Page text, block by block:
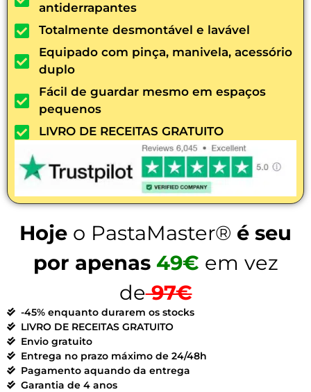
antiderrapantes
Totalmente desmontável e lavável
Equipado com pinça, manivela, acessório
duplo
Fácil de guardar mesmo em espaços
pequenos
LIVRO DE RECEITAS GRATUITO
Hoje o PastaMaster® é seu
por apenas 49€ em vez
de97€
-45% enquanto durarem os stocks
LIVRO DE RECEITAS GRATUITO
Envio gratuito
Entrega no prazo máximo de 24/48h
Pagamento aquando da entrega
Garantia de 4 anos